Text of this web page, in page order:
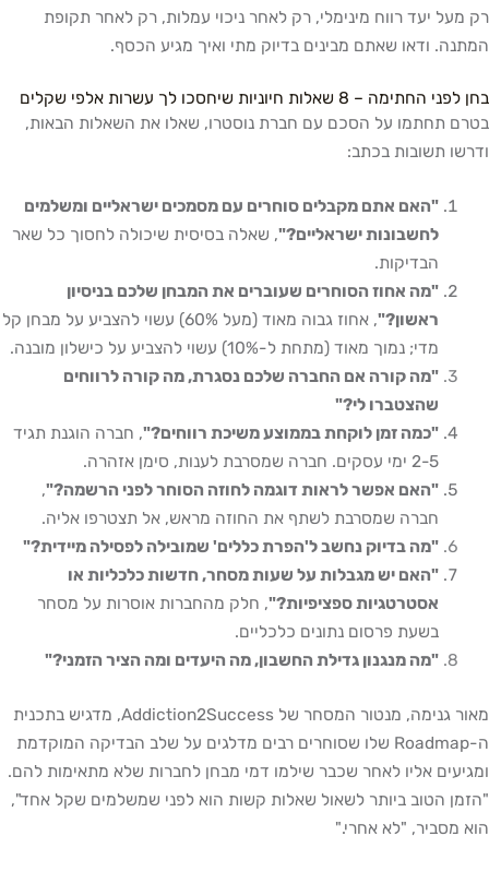
רק מעל יעד רווח מינימלי, רק לאחר ניכוי עמלות, רק לאחר תקופת
המתנה. ודאו שאתם מבינים בדיוק מתי ואיך מגיע הכסף.
בחן לפני החתימה – 8 שאלות חיוניות שיחסכו לך עשרות אלפי שקלים
בטרם תחתמו על הסכם עם חברת נוסטרו, שאלו את השאלות הבאות,
ודרשו תשובות בכתב:
"האם אתם מקבלים סוחרים עם מסמכים ישראליים ומשלמים
לחשבונות ישראליים?", שאלה בסיסית שיכולה לחסוך כל שאר
הבדיקות.
"מה אחוז הסוחרים שעוברים את המבחן שלכם בניסיון
ראשון?"
, אחוז גבוה מאוד (מעל 60%) עשוי להצביע על מבחן קל
מדי; נמוך מאוד (מתחת ל-10%) עשוי להצביע על כישלון מובנה.
"מה קורה אם החברה שלכם נסגרת, מה קורה לרווחים
שהצטברו לי?"
"כמה זמן לוקחת בממוצע משיכת רווחים?", חברה הוגנת תגיד
2-5 ימי עסקים. חברה שמסרבת לענות, סימן אזהרה.
"האם אפשר לראות דוגמה לחוזה הסוחר לפני הרשמה?",
חברה שמסרבת לשתף את החוזה מראש, אל תצטרפו אליה.
"מה בדיוק נחשב ל'הפרת כללים' שמובילה לפסילה מיידית?"
"האם יש מגבלות על שעות מסחר, חדשות כלכליות או
אסטרטגיות ספציפיות?", חלק מהחברות אוסרות על מסחר
בשעת פרסום נתונים כלכליים.
"מה מנגנון גדילת החשבון, מה היעדים ומה הציר הזמני?"
מאור גנימה, מנטור המסחר של Addiction2Success, מדגיש בתכנית
ה-Roadmap שלו שסוחרים רבים מדלגים על שלב הבדיקה המוקדמת
ומגיעים אליו לאחר שכבר שילמו דמי מבחן לחברות שלא מתאימות להם.
"הזמן הטוב ביותר לשאול שאלות קשות הוא לפני שמשלמים שקל אחד",
הוא מסביר, "לא אחרי."